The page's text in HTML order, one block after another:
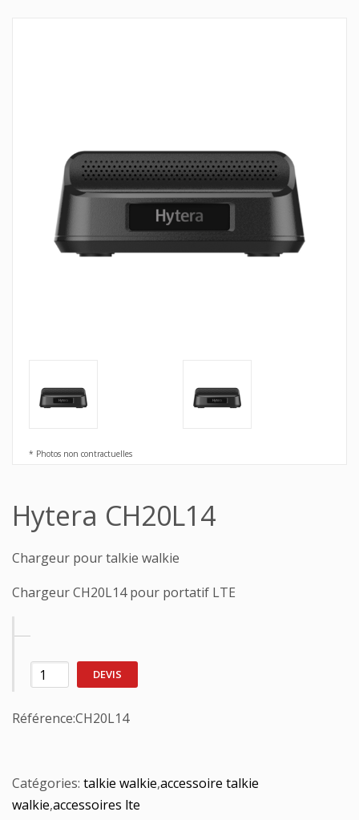
* Photos non contractuelles
Hytera CH20L14
Chargeur pour talkie walkie
Chargeur CH20L14 pour portatif LTE
DEVIS
Référence:CH20L14
Catégories: talkie walkie,accessoire talkie
walkie,accessoires lte